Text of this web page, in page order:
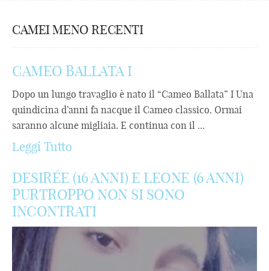
CAMEI MENO RECENTI
CAMEO BALLATA I
Dopo un lungo travaglio è nato il “Cameo Ballata” I Una
quindicina d’anni fa nacque il Cameo classico. Ormai
saranno alcune migliaia. E continua con il ...
Leggi Tutto
DESIRÉE (16 ANNI) E LEONE (6 ANNI)
PURTROPPO NON SI SONO
INCONTRATI